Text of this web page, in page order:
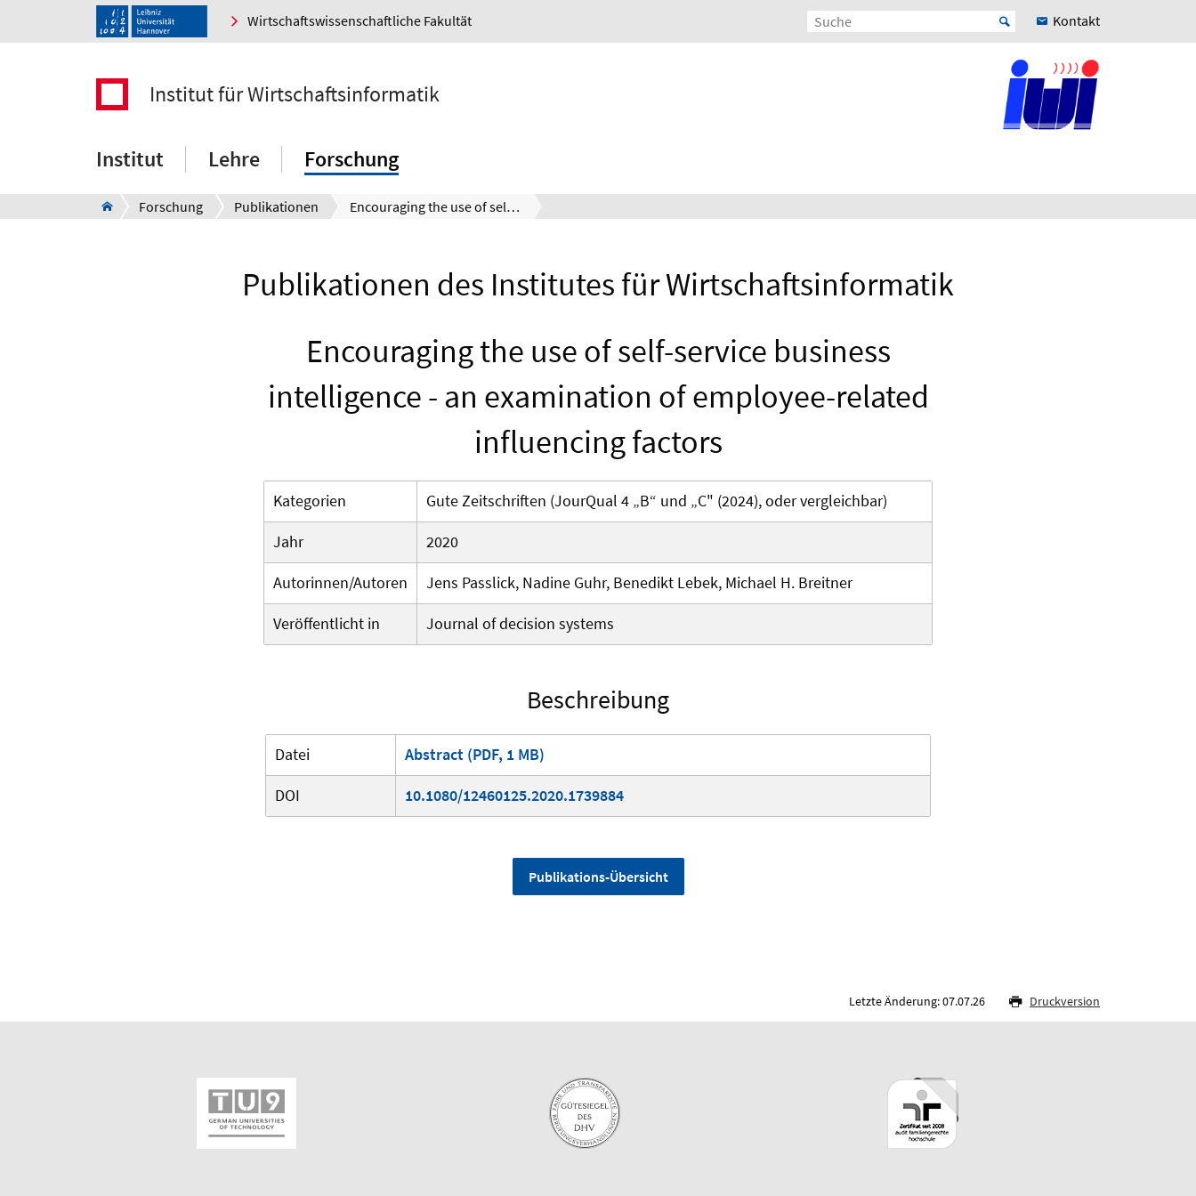
Wirtschaftswissenschaftliche Fakultät Kontakt
Institut für Wirtschaftsinformatik
Institut Lehre Forschung
Forschung Publikationen Encouraging the use of self-service business intelligence - an examination of employee-related influencing factors
Publikationen des Institutes für Wirtschaftsinformatik
Encouraging the use of self-service business
intelligence - an examination of employee-related
influencing factors
Kategorien
Gute Zeitschriften (JourQual 4 „B“ und „C" (2024), oder vergleichbar)
Jahr
2020
Autorinnen/Autoren
Jens Passlick, Nadine Guhr, Benedikt Lebek, Michael H. Breitner
Veröffentlicht in
Journal of decision systems
Beschreibung
Datei
Abstract (PDF, 1 MB)
DOI
10.1080/12460125.2020.1739884
Publikations-Übersicht
Letzte Änderung: 07.07.26 Druckversion